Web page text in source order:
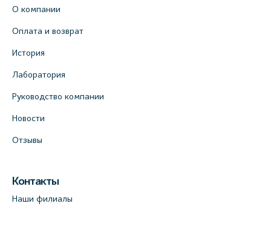
О компании
Оплата и возврат
История
Лаборатория
Руководство компании
Новости
Отзывы
Контакты
Наши филиалы